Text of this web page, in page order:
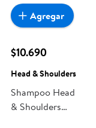
$10.690
Head & Shoulders
Shampoo Head
& Shoulders
Agregar